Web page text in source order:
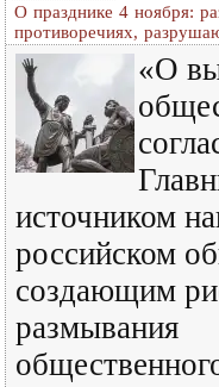
О празднике 4 ноября:
противоречиях,
«О
источником
российском
создающим
размывания